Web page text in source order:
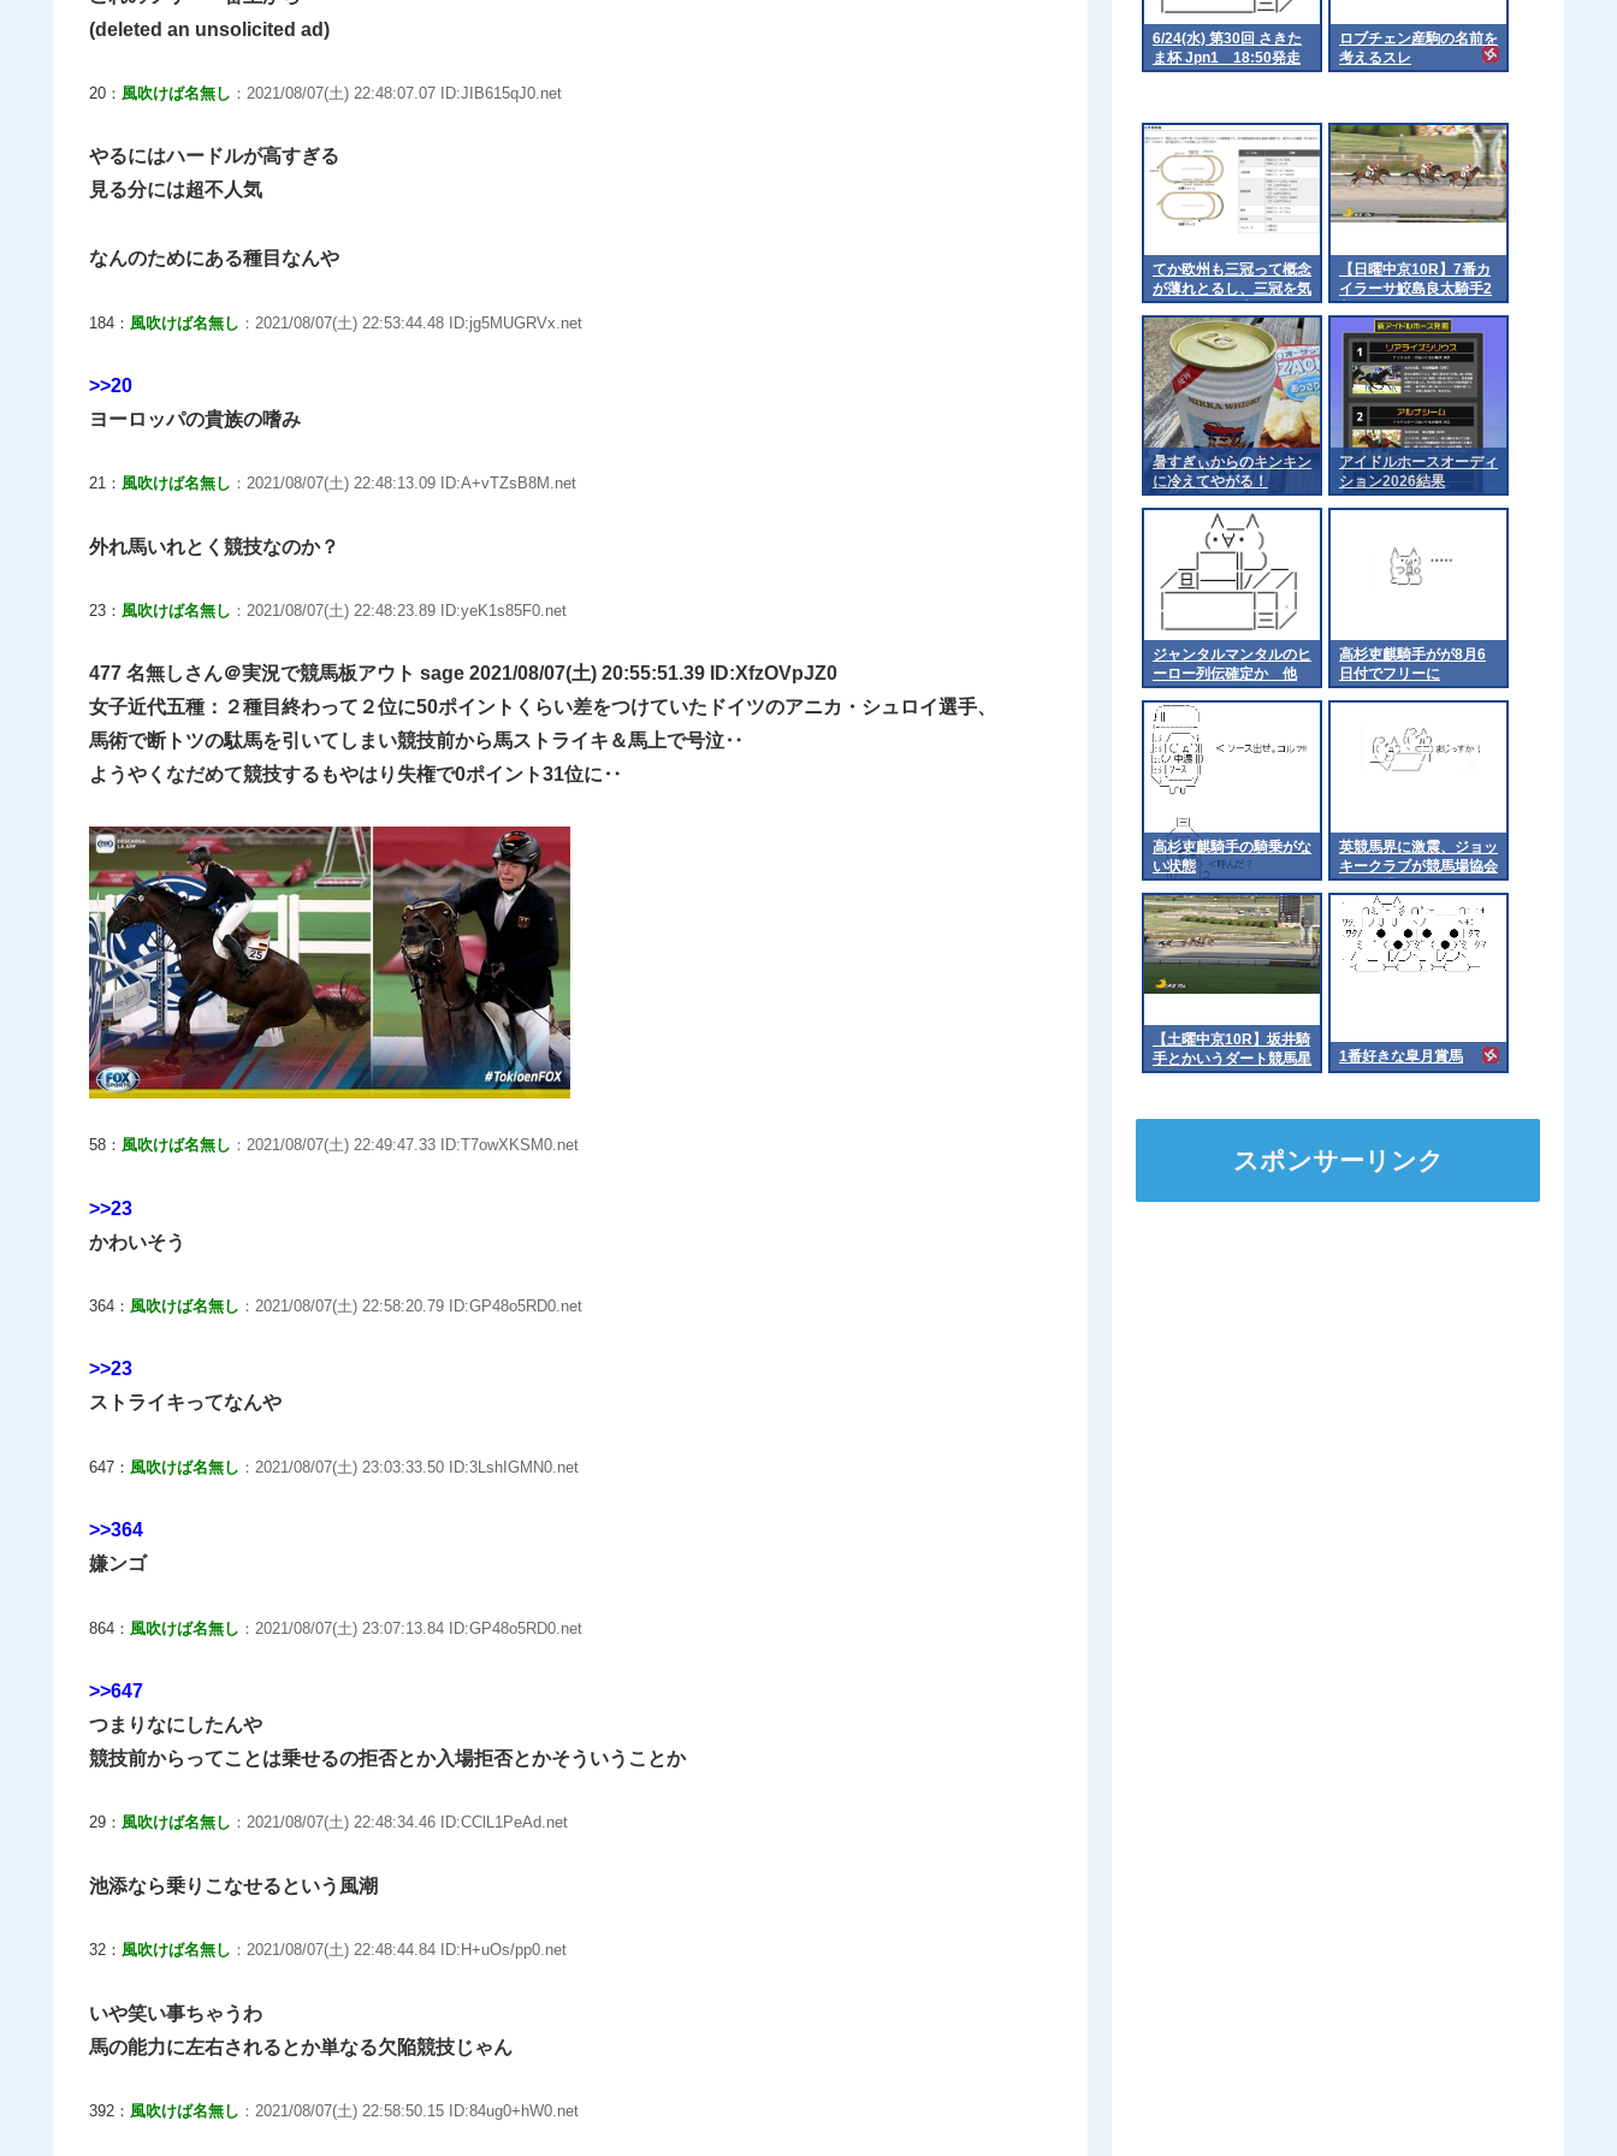
(deleted an unsolicited ad)
20： 風吹けば名無し ：2021/08/07(土) 22:48:07.07 ID:JIB615qJ0.net
やるにはハードルが高すぎる
見る分には超不人気
なんのためにある種目なんや
184： 風吹けば名無し ：2021/08/07(土) 22:53:44.48 ID:jg5MUGRVx.net
>>20
ヨーロッパの貴族の嗜み
21： 風吹けば名無し ：2021/08/07(土) 22:48:13.09 ID:A+vTZsB8M.net
外れ馬いれとく競技なのか？
23： 風吹けば名無し ：2021/08/07(土) 22:48:23.89 ID:yeK1s85F0.net
477 名無しさん＠実況で競馬板アウト sage 2021/08/07(土) 20:55:51.39 ID:XfzOVpJZ0
女子近代五種：２種目終わって２位に50ポイントくらい差をつけていたドイツのアニカ・シュロイ選手、
馬術で断トツの駄馬を引いてしまい競技前から馬ストライキ＆馬上で号泣‥
ようやくなだめて競技するもやはり失権で0ポイント31位に‥
58： 風吹けば名無し ：2021/08/07(土) 22:49:47.33 ID:T7owXKSM0.net
>>23
かわいそう
364： 風吹けば名無し ：2021/08/07(土) 22:58:20.79 ID:GP48o5RD0.net
>>23
ストライキってなんや
647： 風吹けば名無し ：2021/08/07(土) 23:03:33.50 ID:3LshIGMN0.net
>>364
嫌ンゴ
864： 風吹けば名無し ：2021/08/07(土) 23:07:13.84 ID:GP48o5RD0.net
>>647
つまりなにしたんや
競技前からってことは乗せるの拒否とか入場拒否とかそういうことか
29： 風吹けば名無し ：2021/08/07(土) 22:48:34.46 ID:CClL1PeAd.net
池添なら乗りこなせるという風潮
32： 風吹けば名無し ：2021/08/07(土) 22:48:44.84 ID:H+uOs/pp0.net
いや笑い事ちゃうわ
馬の能力に左右されるとか単なる欠陥競技じゃん
392： 風吹けば名無し ：2021/08/07(土) 22:58:50.15 ID:84ug0+hW0.net
6/24(水) 第30回 さきた
ま杯 Jpn1 18:50発走
ロブチェン産駒の名前を
考えるスレ
てか欧州も三冠って概念
が薄れとるし、三冠を気
にするのは日本くらいに
なるんやろか 他
【日曜中京10R】7番カ
イラーサ鮫島良太騎手2
着
暑すぎぃからのキンキン
に冷えてやがる！
アイドルホースオーディ
ション2026結果
ジャンタルマンタルのヒ
ーロー列伝確定か 他
高杉吏麒騎手がが8月6
日付でフリーに
高杉吏麒騎手の騎乗がな
い状態
英競馬界に激震、ジョッ
キークラブが競馬場協会
から脱退
【土曜中京10R】坂井騎
手とかいうダート競馬星
人
1番好きな皐月賞馬
スポンサーリンク